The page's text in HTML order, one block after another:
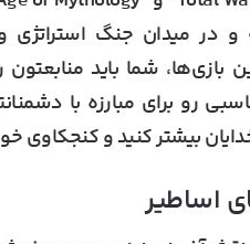
در میدان جنگ
شما باید
رو برای مبارزه با
بیشتر کنید و کنجکاوی